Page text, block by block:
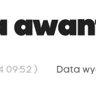
09:52 ) Data